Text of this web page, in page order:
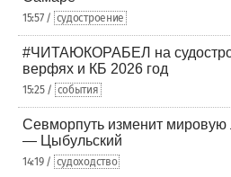
15:57 / судостроение
#ЧИТАЮКОРАБЕЛ на
верфях и КБ 2026 год
15:25 / события
Севморпуть изменит мировую
— Цыбульский
14:19 / судоходство